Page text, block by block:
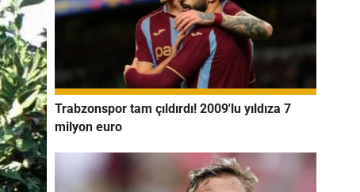
Trabzonspor tam çıldırdı! 2009'lu yıldıza 7
milyon euro